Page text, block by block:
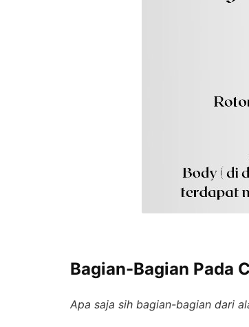
Bagian-Bagian Pada
Apa saja sih bagian-bagian dari